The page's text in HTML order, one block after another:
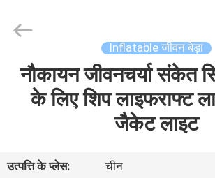
घर
वीडियो
Marine
Co.,Ltd..
Reserved.
Inflatable जीवन बेड़ा
नौकायन जीवनचर्या संकेत
के लिए शिप लाइफराफ्ट
जैकेट लाइट
उत्पत्ति के प्लेस:
चीन